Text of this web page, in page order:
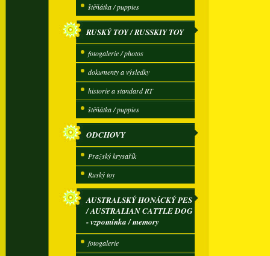
štěňátka / puppies
RUSKÝ TOY / RUSSKIY TOY
fotogalerie / photos
dokumenty a výsledky
historie a standard RT
štěňátka / puppies
ODCHOVY
Pražský krysařík
Ruský toy
AUSTRALSKÝ HONÁCKÝ PES
/ AUSTRALIAN CATTLE DOG
- vzpomínka / memory
fotogalerie